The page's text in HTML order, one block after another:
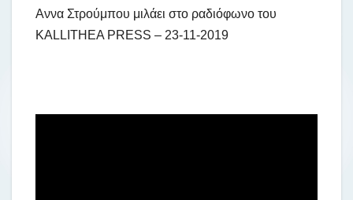
Αννα Στρούμπου μιλάει στο ραδιόφωνο του
KALLITHEA PRESS – 23-11-2019